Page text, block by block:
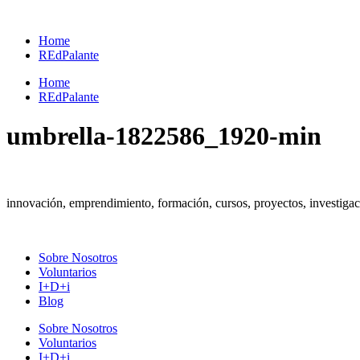
contenidoHome
REdPalante
Home
REdPalante
umbrella-1822586_1920-min
innovación, emprendimiento, formación, cursos, proyectos,
Sobre Nosotros
Voluntarios
I+D+i
Blog
Sobre Nosotros
Voluntarios
I+D+i